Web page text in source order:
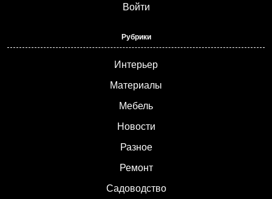
Войти
Рубрики
Интерьер
Материалы
Мебель
Новости
Разное
Ремонт
Садоводство